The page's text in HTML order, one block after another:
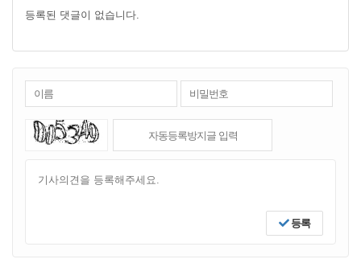
등록된 댓글이 없습니다.
등록